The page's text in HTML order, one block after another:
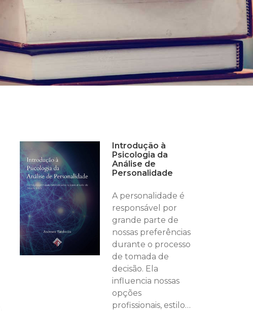
Introdução à
Psicologia da
Análise de
Personalidade
A personalidade é
responsável por
grande parte de
nossas preferências
durante o processo
de tomada de
decisão. Ela
influencia nossas
opções
profissionais, estilo